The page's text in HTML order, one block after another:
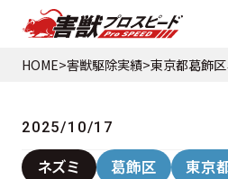
HOME>害獣駆除実績>東京都葛飾
2025/10/17
ネズミ 葛飾区 東京